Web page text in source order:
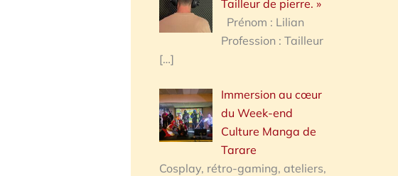
Tailleur de pierre. »
Prénom : Lilian
Profession : Tailleur
[…]
Immersion au cœur
du Week-end
Culture Manga de
Tarare
Cosplay, rétro-gaming, ateliers,